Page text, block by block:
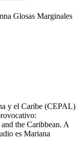
Glosas Marginales
y el Caribe (CEPAL)
the Caribbean. A
es Mariana